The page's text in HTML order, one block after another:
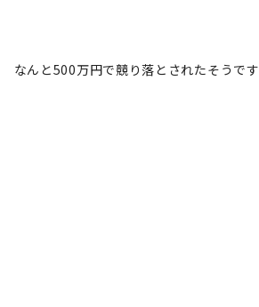
なんと500万円で競り落とされたそうです